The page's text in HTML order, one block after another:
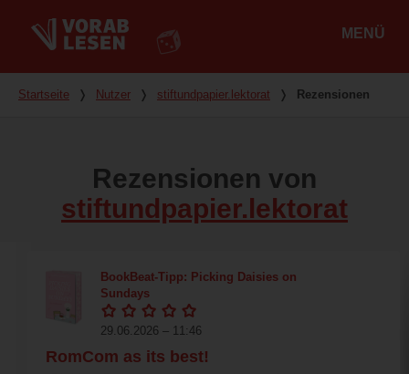
MENÜ
Du bist hier
Startseite ❭ Nutzer ❭ stiftundpapier.lektorat ❭ Rezensionen
Rezensionen von
stiftundpapier.lektorat
BookBeat-Tipp: Picking Daisies on
Sundays
29.06.2026 – 11:46
RomCom as its best!